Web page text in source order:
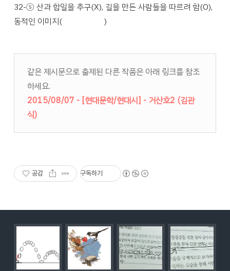
32-⑤ 산과 합일을 추구(X), 길을 만든 사람들을 따르려 함(O),
동적인 이미지('따라 오르는' )
같은 제시문으로 출제된 다른 작품은 아래 링크를 참조
하세요.
2015/08/07 - [현대문학/현대시] - 거산호2 (김관
식)
공감 구독하기